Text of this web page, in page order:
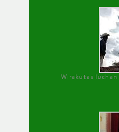
Wirakutas